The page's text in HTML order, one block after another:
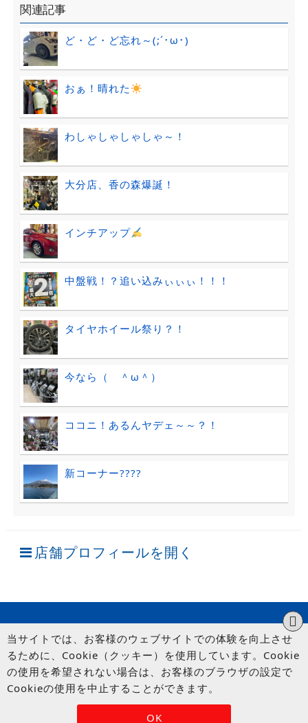
関連記事
ど・ど・ど忘れ～(;´･ω･)
おぁ！晴れた
わしゃしゃしゃしゃ～！
大分店、香の森爆誕！
インチアップ
中盤戦！？追い込みぃぃぃ！！！
タイヤホイール祭り？！
今なら（ ＾ω＾）
ココニ！あるんヤデェ～～？！
新コーナー????
店舗プロフィールを開く
© UP GARAGE GROUP Co., Ltd.
OK
当サイトでは、お客様のウェブサイトでの体験を向上させ
るために、Cookie（クッキー）を使用しています。Cookie
の使用を希望されない場合は、お客様のブラウザの設定で
Cookieの使用を中止することができます。